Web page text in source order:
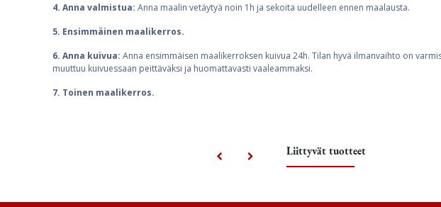
4. Anna valmistua: Anna maalin vetäytyä noin 1h ja sekoita uudelleen ennen maalausta.
5. Ensimmäinen maalikerros.
6. Anna kuivua: Anna ensimmäisen maalikerroksen kuivua 24h. Tilan hyvä ilmanvaihto on
muuttuu kuivuessaan peittäväksi ja huomattavasti vaaleammaksi.
7. Toinen maalikerros.
Liittyvät tuotteet